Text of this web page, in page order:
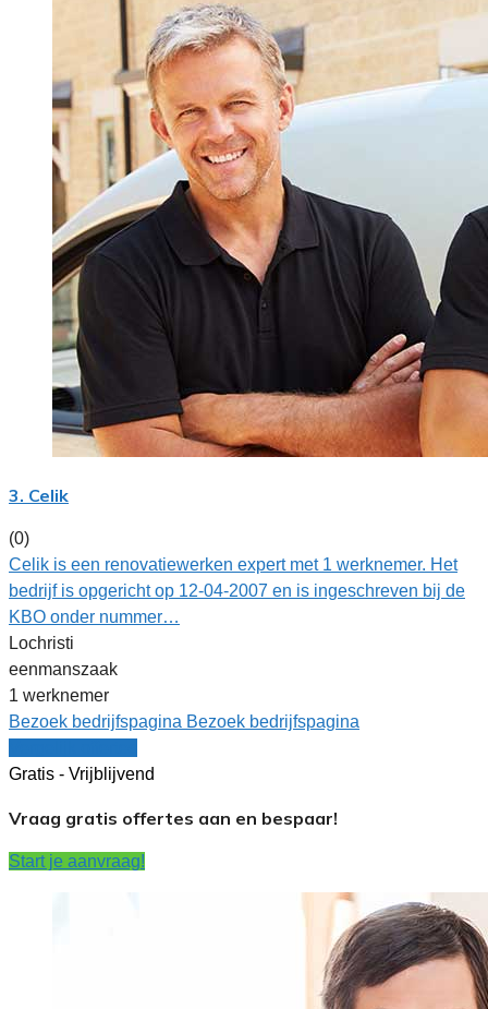
3. Celik
(0)
Celik is een renovatiewerken expert met 1 werknemer. Het
bedrijf is opgericht op 12-04-2007 en is ingeschreven bij de
KBO onder nummer…
Lochristi
eenmanszaak
1 werknemer
Bezoek bedrijfspagina Bezoek bedrijfspagina
Gratis - Vrijblijvend
Vraag gratis offertes aan en bespaar!
Start je aanvraag!